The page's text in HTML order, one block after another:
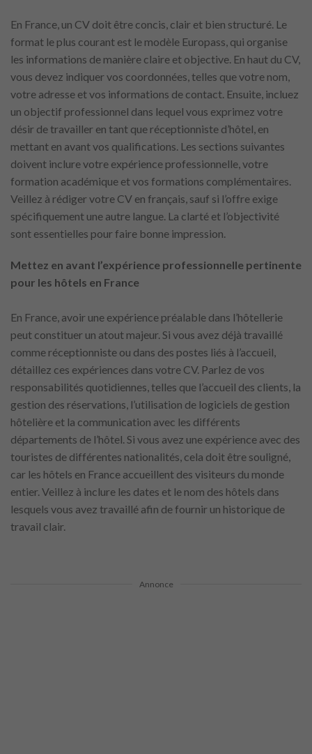
En France, un CV doit être concis, clair et bien structuré. Le
format le plus courant est le modèle Europass, qui organise
les informations de manière claire et objective. En haut du CV,
vous devez indiquer vos coordonnées, telles que votre nom,
votre adresse et vos informations de contact. Ensuite, incluez
un objectif professionnel dans lequel vous exprimez votre
désir de travailler en tant que réceptionniste d’hôtel, en
mettant en avant vos qualifications. Les sections suivantes
doivent inclure votre expérience professionnelle, votre
formation académique et vos formations complémentaires.
Veillez à rédiger votre CV en français, sauf si l’offre exige
spécifiquement une autre langue. La clarté et l’objectivité
sont essentielles pour faire bonne impression.
Mettez en avant l’expérience professionnelle pertinente
pour les hôtels en France
En France, avoir une expérience préalable dans l’hôtellerie
peut constituer un atout majeur. Si vous avez déjà travaillé
comme réceptionniste ou dans des postes liés à l’accueil,
détaillez ces expériences dans votre CV. Parlez de vos
responsabilités quotidiennes, telles que l’accueil des clients, la
gestion des réservations, l’utilisation de logiciels de gestion
hôtelière et la communication avec les différents
départements de l’hôtel. Si vous avez une expérience avec des
touristes de différentes nationalités, cela doit être souligné,
car les hôtels en France accueillent des visiteurs du monde
entier. Veillez à inclure les dates et le nom des hôtels dans
lesquels vous avez travaillé afin de fournir un historique de
travail clair.
Annonce